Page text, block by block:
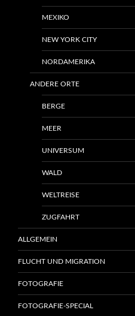
MEXIKO
NEW YORK CITY
NORDAMERIKA
ANDERE ORTE
BERGE
MEER
UNIVERSUM
WALD
WELTREISE
ZUGFAHRT
ALLGEMEIN
FLUCHT UND MIGRATION
FOTOGRAFIE
FOTOGRAFIE-SPECIAL